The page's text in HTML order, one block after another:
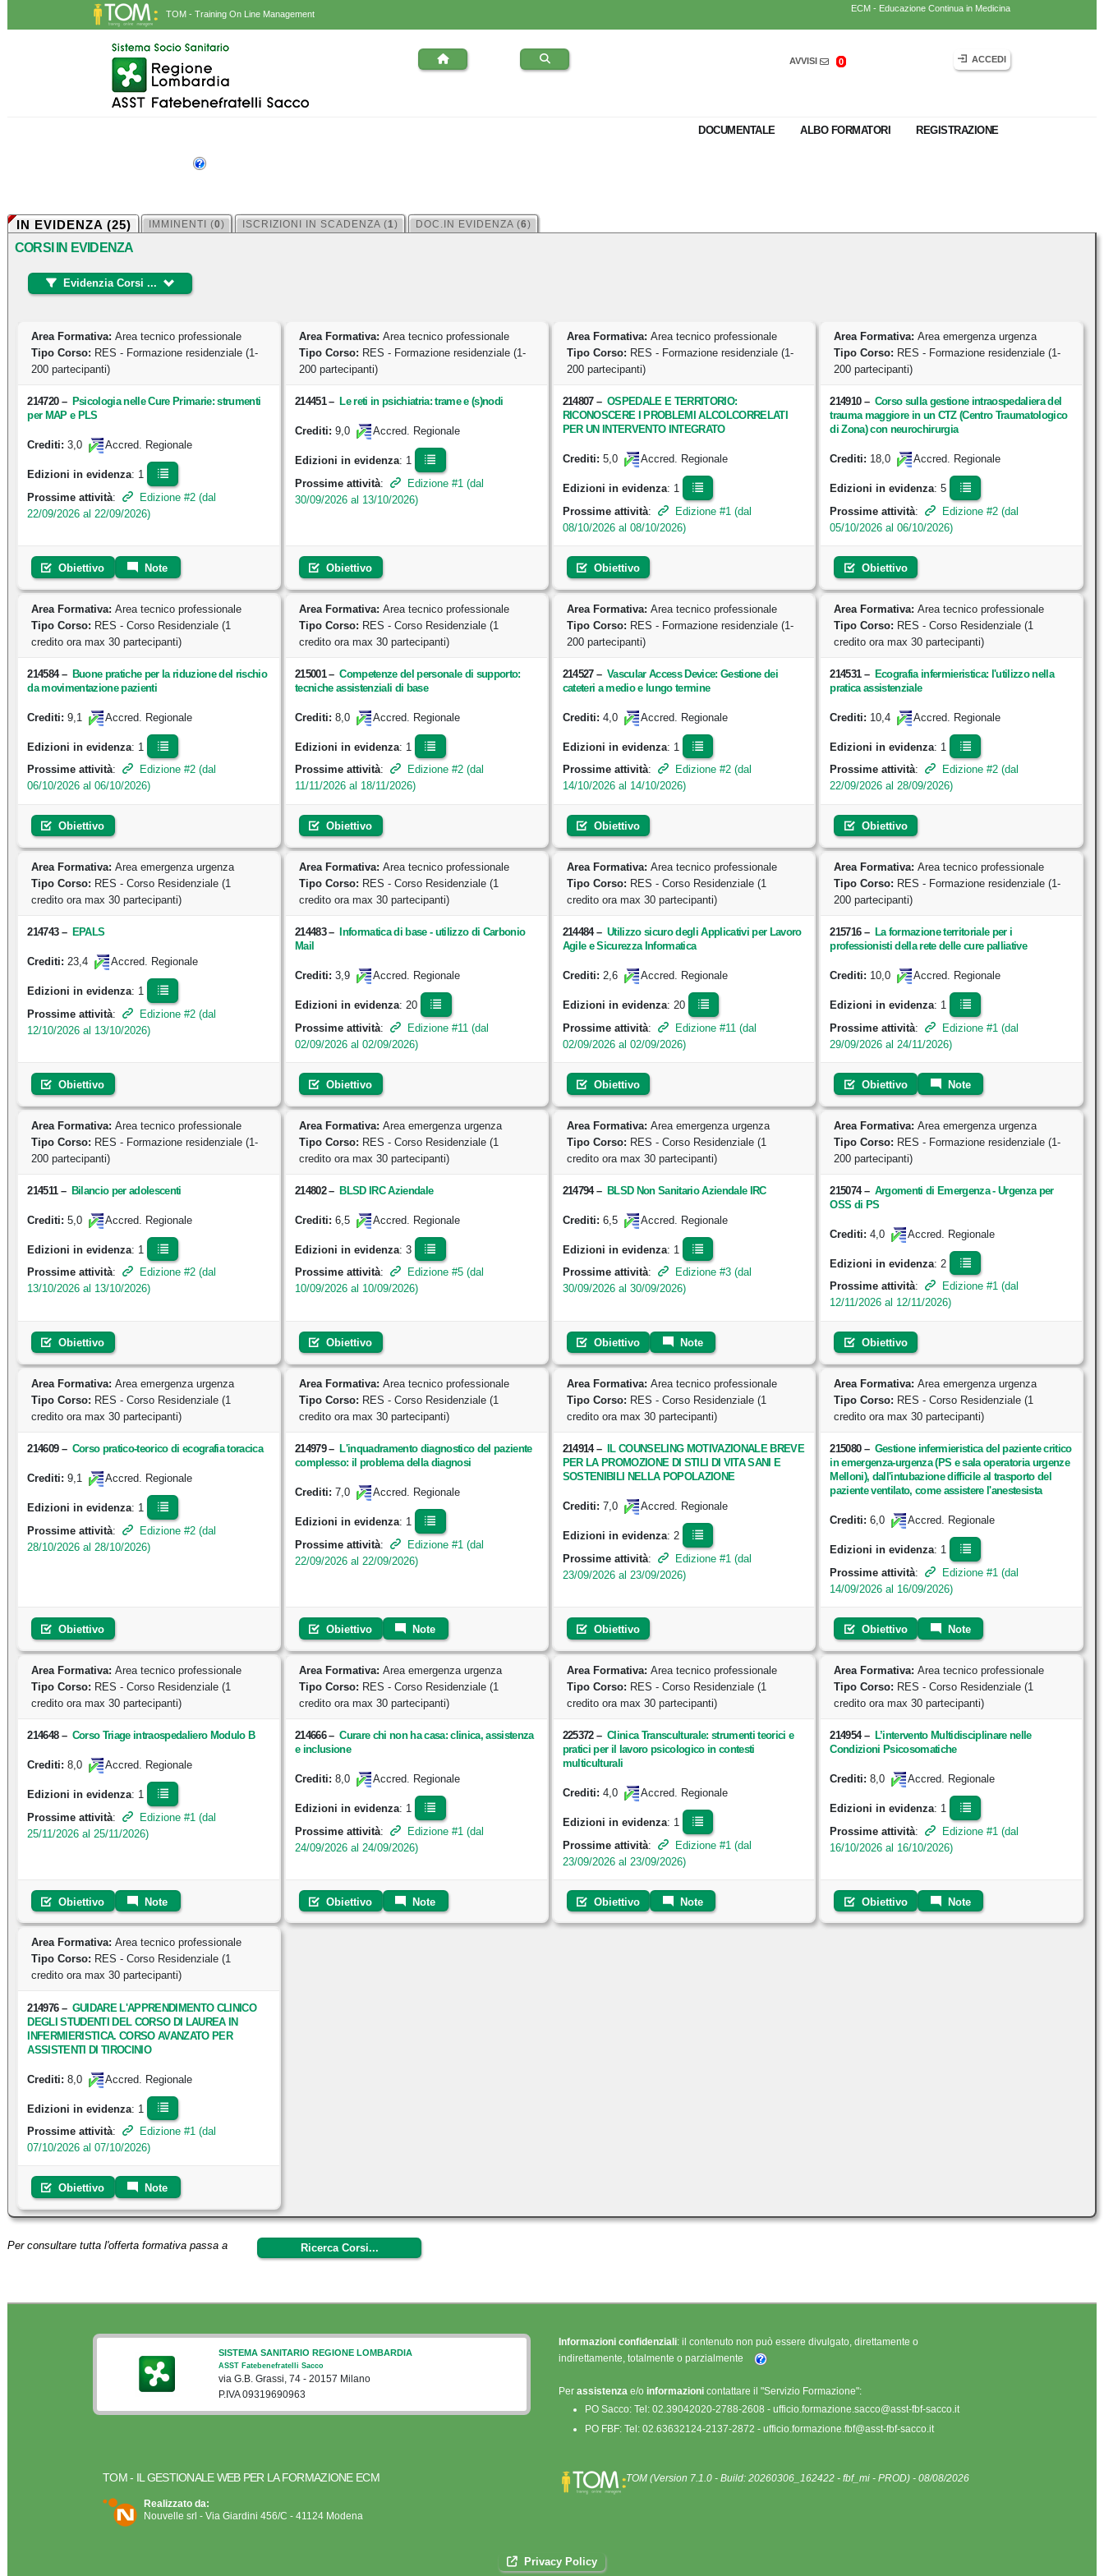
TOM - Training On Line Management
ECM - Educazione Continua in Medicina
AVVISI 0 ACCEDI
DOCUMENTALE ALBO FORMATORI REGISTRAZIONE
IN EVIDENZA (25) IMMINENTI (0) ISCRIZIONI IN SCADENZA (1) DOC.IN EVIDENZA (6)
CORSI IN EVIDENZA
Evidenzia Corsi ... Evidenzia Corsi ...
Area Formativa: Area tecnico professionale
Tipo Corso: RES - Formazione residenziale (1-
200 partecipanti)
214720– Psicologia nelle Cure Primarie: strumenti
per MAP e PLS
Crediti:3,0 Accred. Regionale
Edizioni in evidenza: 1
Prossime attività:
Edizione #2 (dal
22/09/2026 al 22/09/2026)
Obiettivo Note
Area Formativa: Area tecnico professionale
Tipo Corso: RES - Formazione residenziale (1-
200 partecipanti)
214451– Le reti in psichiatria: trame e (s)nodi
Crediti: 9,0 Accred. Regionale
Edizioni in evidenza: 1
Prossime attività:
Edizione #1 (dal
30/09/2026 al 13/10/2026)
Obiettivo
Area Formativa: Area tecnico professionale
Tipo Corso: RES - Formazione residenziale (1-
200 partecipanti)
214807–OSPEDALE E TERRITORIO:
RICONOSCERE I PROBLEMI ALCOLCORRELATI
PER UN INTERVENTO INTEGRATO
Crediti: 5,0 Accred. Regionale
Edizioni in evidenza: 1
Prossime attività:
Edizione #1 (dal
08/10/2026 al 08/10/2026)
Obiettivo
Area Formativa: Area emergenza urgenza
Tipo Corso: RES - Formazione residenziale (1-
200 partecipanti)
214910– Corso sulla gestione intraospedaliera del
trauma maggiore in un CTZ (Centro Traumatologico
di Zona) con neurochirurgia
Crediti: 18,0 Accred. Regionale
Edizioni in evidenza: 5
Prossime attività:
Edizione #2 (dal
05/10/2026 al 06/10/2026)
Obiettivo
Area Formativa: Area tecnico professionale
Tipo Corso: RES - Corso Residenziale (1
credito ora max 30 partecipanti)
214584– Buone pratiche per la riduzione del rischio
da movimentazione pazienti
Crediti:9,1 Accred. Regionale
Edizioni in evidenza: 1
Prossime attività:
Edizione #2 (dal
06/10/2026 al 06/10/2026)
Obiettivo
Area Formativa: Area tecnico professionale
Tipo Corso: RES - Corso Residenziale (1
credito ora max 30 partecipanti)
215001–Competenze del personale di supporto:
tecniche assistenziali di base
Crediti: 8,0 Accred. Regionale
Edizioni in evidenza: 1
Prossime attività:
Edizione #2 (dal
11/11/2026 al 18/11/2026)
Obiettivo
Area Formativa: Area tecnico professionale
Tipo Corso: RES - Formazione residenziale (1-
200 partecipanti)
214527–Vascular Access Device: Gestione dei
cateteri a medio e lungo termine
Crediti: 4,0 Accred. Regionale
Edizioni in evidenza: 1
Prossime attività:
Edizione #2 (dal
14/10/2026 al 14/10/2026)
Obiettivo
Area Formativa: Area tecnico professionale
Tipo Corso: RES - Corso Residenziale (1
credito ora max 30 partecipanti)
214531– Ecografia infermieristica: l'utilizzo nella
pratica assistenziale
Crediti: 10,4 Accred. Regionale
Edizioni in evidenza: 1
Prossime attività:
Edizione #2 (dal
22/09/2026 al 28/09/2026)
Obiettivo
Area Formativa: Area emergenza urgenza
Tipo Corso: RES - Corso Residenziale (1
credito ora max 30 partecipanti)
214743– EPALS
Crediti:23,4 Accred. Regionale
Edizioni in evidenza: 1
Prossime attività:
Edizione #2 (dal
12/10/2026 al 13/10/2026)
Obiettivo
Area Formativa: Area tecnico professionale
Tipo Corso: RES - Corso Residenziale (1
credito ora max 30 partecipanti)
214483–
Informatica di base - utilizzo di Carbonio
Mail
Crediti: 3,9 Accred. Regionale
Edizioni in evidenza: 20
Prossime attività:
Edizione #11 (dal
02/09/2026 al 02/09/2026)
Obiettivo
Area Formativa: Area tecnico professionale
Tipo Corso: RES - Corso Residenziale (1
credito ora max 30 partecipanti)
214484–Utilizzo sicuro degli Applicativi per Lavoro
Agile e Sicurezza Informatica
Crediti: 2,6 Accred. Regionale
Edizioni in evidenza: 20
Prossime attività:
Edizione #11 (dal
02/09/2026 al 02/09/2026)
Obiettivo
Area Formativa: Area tecnico professionale
Tipo Corso: RES - Formazione residenziale (1-
200 partecipanti)
215716– La formazione territoriale per i
professionisti della rete delle cure palliative
Crediti: 10,0 Accred. Regionale
Edizioni in evidenza: 1
Prossime attività:
Edizione #1 (dal
29/09/2026 al 24/11/2026)
Obiettivo Note
Area Formativa: Area tecnico professionale
Tipo Corso: RES - Formazione residenziale (1-
200 partecipanti)
214511– Bilancio per adolescenti
Crediti:5,0 Accred. Regionale
Edizioni in evidenza: 1
Prossime attività:
Edizione #2 (dal
13/10/2026 al 13/10/2026)
Obiettivo
Area Formativa: Area emergenza urgenza
Tipo Corso: RES - Corso Residenziale (1
credito ora max 30 partecipanti)
214802– BLSD IRC Aziendale
Crediti: 6,5 Accred. Regionale
Edizioni in evidenza: 3
Prossime attività:
Edizione #5 (dal
10/09/2026 al 10/09/2026)
Obiettivo
Area Formativa: Area emergenza urgenza
Tipo Corso: RES - Corso Residenziale (1
credito ora max 30 partecipanti)
214794– BLSD Non Sanitario Aziendale IRC
Crediti: 6,5 Accred. Regionale
Edizioni in evidenza: 1
Prossime attività:
Edizione #3 (dal
30/09/2026 al 30/09/2026)
Obiettivo Note
Area Formativa: Area emergenza urgenza
Tipo Corso: RES - Formazione residenziale (1-
200 partecipanti)
215074– Argomenti di Emergenza - Urgenza per
OSS di PS
Crediti:4,0 Accred. Regionale
Edizioni in evidenza: 2
Prossime attività:
Edizione #1 (dal
12/11/2026 al 12/11/2026)
Obiettivo
Area Formativa: Area emergenza urgenza
Tipo Corso: RES - Corso Residenziale (1
credito ora max 30 partecipanti)
214609– Corso pratico-teorico di ecografia toracica
Crediti:9,1 Accred. Regionale
Edizioni in evidenza: 1
Prossime attività:
Edizione #2 (dal
28/10/2026 al 28/10/2026)
Obiettivo
Area Formativa: Area tecnico professionale
Tipo Corso: RES - Corso Residenziale (1
credito ora max 30 partecipanti)
214979– L'inquadramento diagnostico del paziente
complesso: il problema della diagnosi
Crediti: 7,0 Accred. Regionale
Edizioni in evidenza: 1
Prossime attività:
Edizione #1 (dal
22/09/2026 al 22/09/2026)
Obiettivo Note
Area Formativa: Area tecnico professionale
Tipo Corso: RES - Corso Residenziale (1
credito ora max 30 partecipanti)
214914–
IL COUNSELING MOTIVAZIONALE BREVE
PER LA PROMOZIONE DI STILI DI VITA SANI E
SOSTENIBILI NELLA POPOLAZIONE
Crediti: 7,0 Accred. Regionale
Edizioni in evidenza: 2
Prossime attività:
Edizione #1 (dal
23/09/2026 al 23/09/2026)
Obiettivo
Area Formativa: Area emergenza urgenza
Tipo Corso: RES - Corso Residenziale (1
credito ora max 30 partecipanti)
215080– Gestione infermieristica del paziente critico
in emergenza-urgenza (PS e sala operatoria urgenze
Melloni), dall'intubazione difficile al trasporto del
paziente ventilato, come assistere l'anestesista
Crediti:6,0 Accred. Regionale
Edizioni in evidenza: 1
Prossime attività:
Edizione #1 (dal
14/09/2026 al 16/09/2026)
Obiettivo Note
Area Formativa: Area tecnico professionale
Tipo Corso: RES - Corso Residenziale (1
credito ora max 30 partecipanti)
214648– Corso Triage intraospedaliero Modulo B
Crediti:8,0 Accred. Regionale
Edizioni in evidenza: 1
Prossime attività:
Edizione #1 (dal
25/11/2026 al 25/11/2026)
Obiettivo Note
Area Formativa: Area emergenza urgenza
Tipo Corso: RES - Corso Residenziale (1
credito ora max 30 partecipanti)
214666–Curare chi non ha casa: clinica, assistenza
e inclusione
Crediti: 8,0 Accred. Regionale
Edizioni in evidenza: 1
Prossime attività:
Edizione #1 (dal
24/09/2026 al 24/09/2026)
Obiettivo Note
Area Formativa: Area tecnico professionale
Tipo Corso: RES - Corso Residenziale (1
credito ora max 30 partecipanti)
225372–Clinica Transculturale: strumenti teorici e
pratici per il lavoro psicologico in contesti
multiculturali
Crediti: 4,0 Accred. Regionale
Edizioni in evidenza: 1
Prossime attività:
Edizione #1 (dal
23/09/2026 al 23/09/2026)
Obiettivo Note
Area Formativa: Area tecnico professionale
Tipo Corso: RES - Corso Residenziale (1
credito ora max 30 partecipanti)
214954– L’intervento Multidisciplinare nelle
Condizioni Psicosomatiche
Crediti:8,0 Accred. Regionale
Edizioni in evidenza: 1
Prossime attività:
Edizione #1 (dal
16/10/2026 al 16/10/2026)
Obiettivo Note
Area Formativa: Area tecnico professionale
Tipo Corso: RES - Corso Residenziale (1
credito ora max 30 partecipanti)
214976– GUIDARE L'APPRENDIMENTO CLINICO
DEGLI STUDENTI DEL CORSO DI LAUREA IN
INFERMIERISTICA. CORSO AVANZATO PER
ASSISTENTI DI TIROCINIO
Crediti:8,0 Accred. Regionale
Edizioni in evidenza: 1
Prossime attività:
Edizione #1 (dal
07/10/2026 al 07/10/2026)
Obiettivo Note
Per consultare tutta l'offerta formativa passa a Ricerca Corsi...
SISTEMA SANITARIO REGIONE LOMBARDIA
ASST Fatebenefratelli Sacco
via G.B. Grassi, 74 - 20157 Milano
P.IVA 09319690963
Informazioni confidenziali: il contenuto non può essere divulgato, direttamente o
indirettamente, totalmente o parzialmente
Perassistenza e/oinformazioni contattare il "Servizio Formazione":
PO Sacco: Tel: 02.39042020-2788-2608 -ufficio.formazione.sacco@asst-fbf-sacco.it
PO FBF: Tel: 02.63632124-2137-2872 -ufficio.formazione.fbf@asst-fbf-sacco.it
TOM - IL GESTIONALE WEB PER LA FORMAZIONE ECM
Realizzato da:
Nouvelle srl - Via Giardini 456/C - 41124 Modena
TOM (Version 7.1.0 - Build: 20260306_162422 - fbf_mi - PROD) - 08/08/2026
Privacy Policy